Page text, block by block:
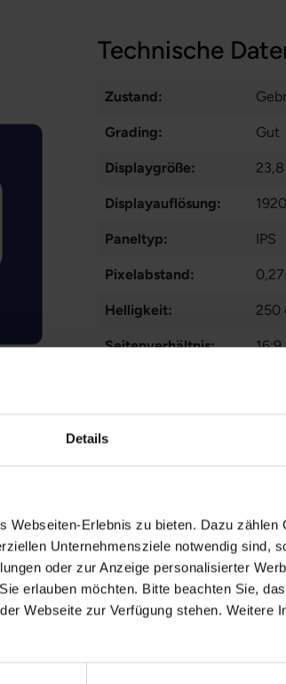
Details
Webseiten-Erlebnis zu bieten. Dazu zählen
Unternehmensziele notwendig sind,
oder zur Anzeige personalisierter
erlauben möchten. Bitte beachten Sie,
Webseite zur Verfügung stehen. Weitere
Technische
Zustand:
Grading: Gut
Displaygröße:
Displayauflösung:
Paneltyp: IPS
Pixelabstand:
Helligkeit: 250
Seitenverhältnis: 16:9
Kontrast:
Schnittstellen: 1x
Farbe:
Webcam: Nein
Touchscreen: Nein